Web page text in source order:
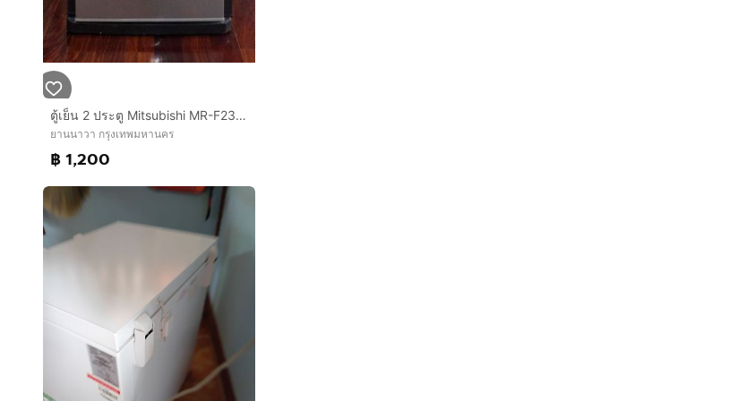
ตู้เย็น 2 ประตู Mitsubishi MR-F23G-SL ขนาด 7 คิว
ยานนาวา กรุงเทพมหานคร
฿ 1,200